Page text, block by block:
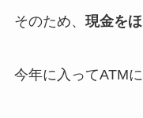
そのため、 現金を
今年に入ってATM